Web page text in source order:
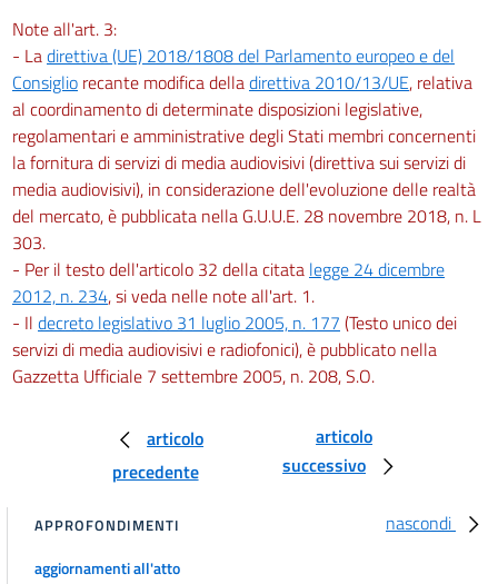
Note all'art. 3:
- Ladirettiva (UE) 2018/1808 del Parlamento europeo e del
Consiglio recante modifica delladirettiva 2010/13/UE, relativa
al coordinamento di determinate disposizioni legislative,
regolamentari e amministrative degli Stati membri concernenti
la fornitura di servizi di media audiovisivi (direttiva sui servizi di
media audiovisivi), in considerazione dell'evoluzione delle realtà
del mercato, è pubblicata nella G.U.U.E. 28 novembre 2018, n. L
303.
- Per il testo dell'articolo 32 della citata legge 24 dicembre
2012, n. 234, si veda nelle note all'art. 1.
- Il decreto legislativo 31 luglio 2005, n. 177 (Testo unico dei
servizi di media audiovisivi e radiofonici), è pubblicato nella
Gazzetta Ufficiale 7 settembre 2005, n. 208, S.O.
articolo
precedente
articolo
successivo
nascondi
APPROFONDIMENTI
aggiornamenti all'atto